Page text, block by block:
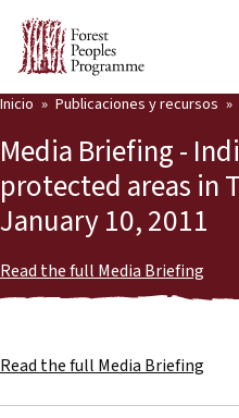
Quiénes somos
Nuestro trabajo
Voces comunitarias
Socios y Países
Últimas noticias
Publicaciones y
Inicio Publicaciones y recursos
Media Briefing -
protected areas in
January 10, 2011
Read the full Media Briefing
Read the full Media Briefing